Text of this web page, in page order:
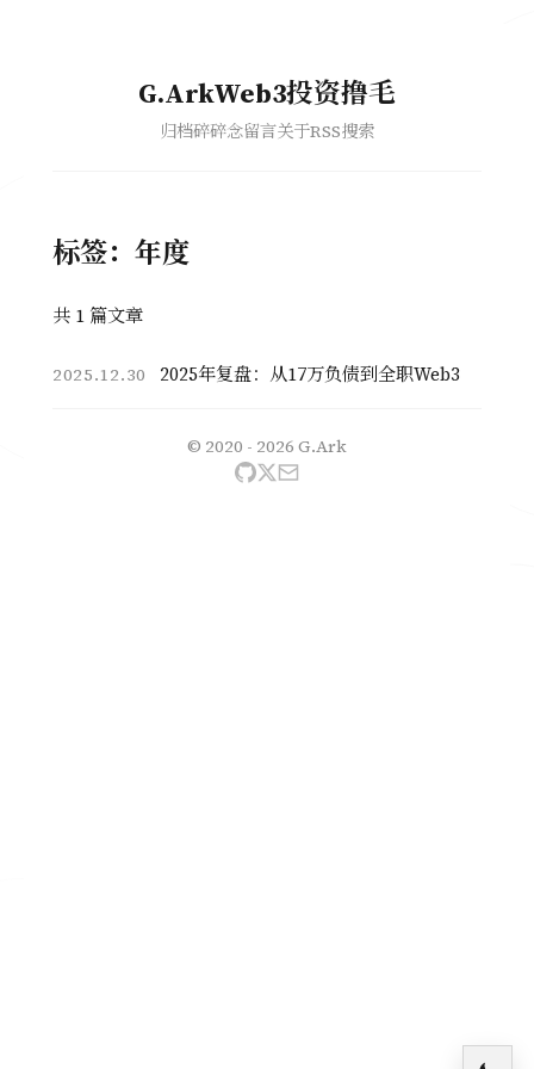
G.ArkWeb3投资撸毛
归档碎碎念留言关于RSS搜索
标签：年度
共 1 篇文章
2025.12.30 2025年复盘：从17万负债到全职Web3
© 2020 - 2026 G.Ark